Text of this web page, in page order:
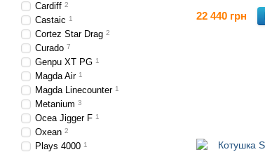
22 440 грн
Cardiff 2
Castaic 1
Cortez Star Drag 2
Curado 7
Genpu XT PG 1
Magda Air 1
Magda Linecounter 1
Metanium 3
Ocea Jigger F 1
Oxean 2
Plays 4000 1